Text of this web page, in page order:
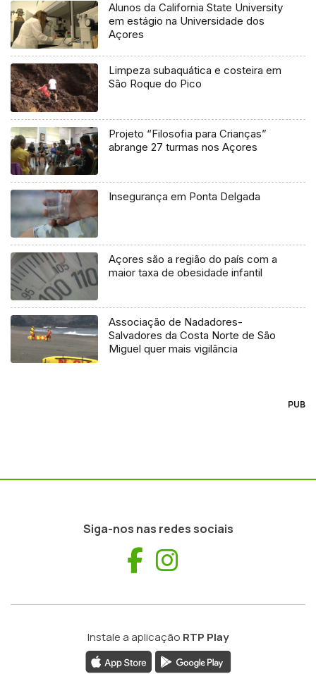
Alunos da California State University
em estágio na Universidade dos
Açores
Limpeza subaquática e costeira em
São Roque do Pico
Projeto “Filosofia para Crianças”
abrange 27 turmas nos Açores
Insegurança em Ponta Delgada
Açores são a região do país com a
maior taxa de obesidade infantil
Associação de Nadadores-
Salvadores da Costa Norte de São
Miguel quer mais vigilância
PUB
Siga-nos nas redes sociais
Facebook
Instale a aplicação RTP Play